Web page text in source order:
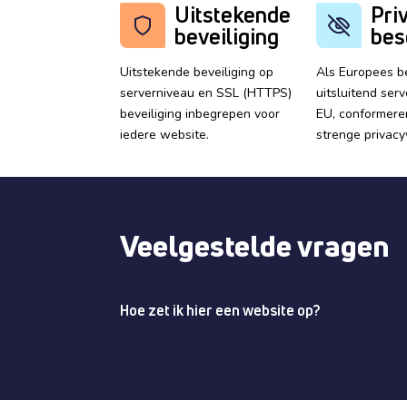
Uitstekende
beveiliging
Uitstekende beveiliging op
serverniveau en SSL (HTTPS)
beveiliging inbegrepen voor
iedere website.
Als Europees
uitsluitend
EU,
strenge
Veelgestelde vragen
Hoe zet ik hier een website op?